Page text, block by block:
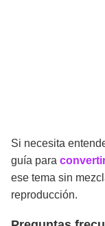
Si necesita
guía para
ese tema sin
reproducción.